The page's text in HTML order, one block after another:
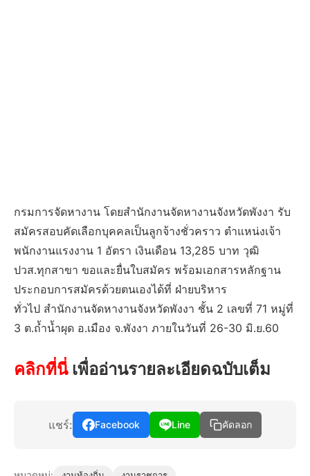
กรมการจัดหางาน โดยสำนักงานจัดหางานจังหวัดพังงา รับ
สมัครสอบคัดเลือกบุคคลเป็นลูกจ้างชั่วคราว ตำแหน่งเจ้า
พนักงานแรงงาน 1 อัตรา เงินเดือน 13,285 บาท วุฒิ
ปวส.ทุกสาขา ขอและยื่นใบสมัคร พร้อมเอกสารหลักฐาน
ประกอบการสมัครด้วยตนเองได้ที่ ฝ่ายบริหาร
ทั่วไป สำนักงานจัดหางานจังหวัดพังงา ชั้น 2 เลขที่ 71 หมู่ที่
3 ต.ถ้ำน้ำผุด อ.เมือง จ.พังงา ภายในวันที่ 26-30 มิ.ย.60
คลิกที่นี่เพื่ออ่านรายละเอียดฉบับเต็ม
แชร์: Facebook Line คัดลอก